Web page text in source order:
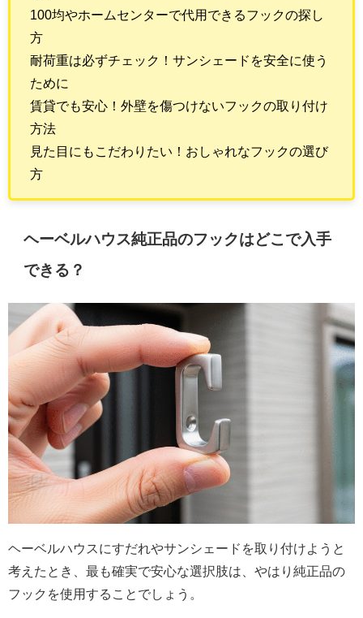
100均やホームセンターで代用できるフックの探し
方
耐荷重は必ずチェック！サンシェードを安全に使う
ために
賃貸でも安心！外壁を傷つけないフックの取り付け
方法
見た目にもこだわりたい！おしゃれなフックの選び
方
ヘーベルハウス純正品のフックはどこで入手
できる？
ヘーベルハウスにすだれやサンシェードを取り付けようと
考えたとき、最も確実で安心な選択肢は、やはり純正品の
フックを使用することでしょう。